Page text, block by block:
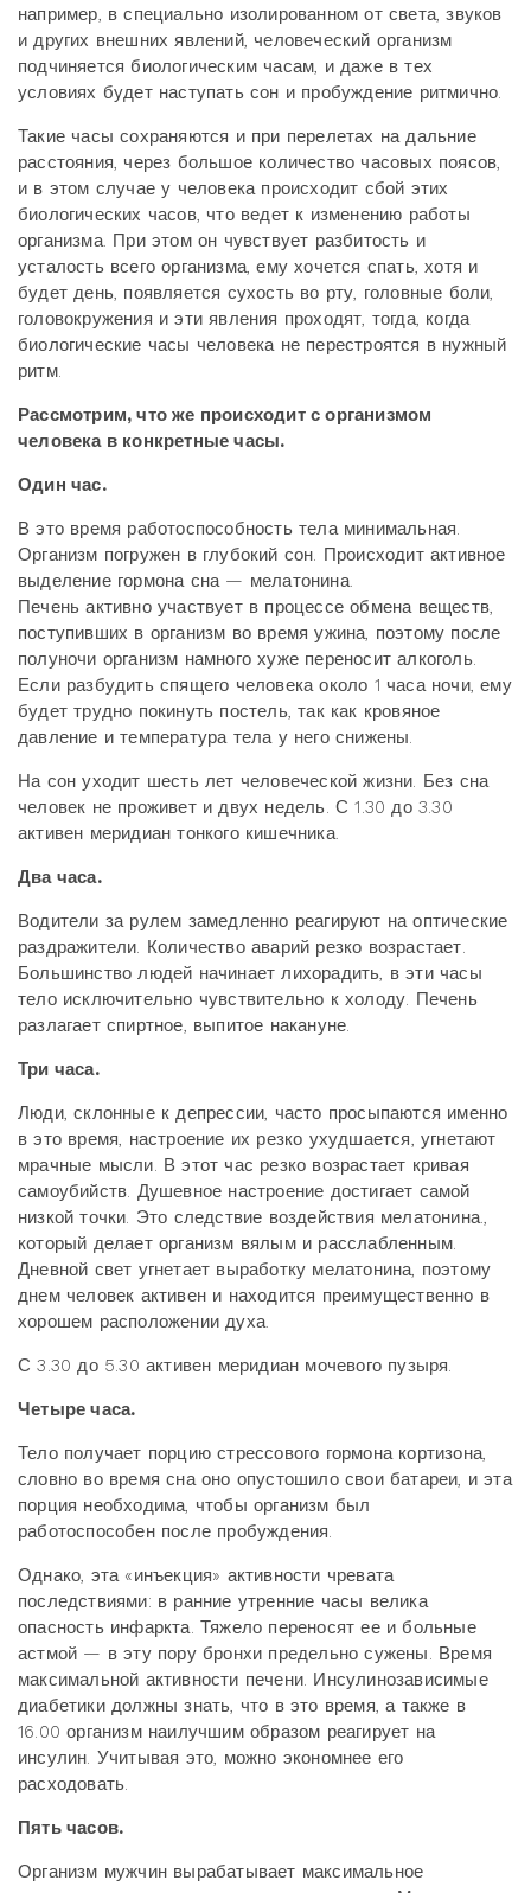
например, в специально изолированном от света, звуков
и других внешних явлений, человеческий организм
подчиняется биологическим часам, и даже в тех
условиях будет наступать сон и пробуждение ритмично.
Такие часы сохраняются и при перелетах на дальние
расстояния, через большое количество часовых поясов,
и в этом случае у человека происходит сбой этих
биологических часов, что ведет к изменению работы
организма. При этом он чувствует разбитость и
усталость всего организма, ему хочется спать, хотя и
будет день, появляется сухость во рту, головные боли,
головокружения и эти явления проходят, тогда, когда
биологические часы человека не перестроятся в нужный
ритм.
Рассмотрим, что же происходит с организмом
человека в конкретные часы.
Один час.
В это время работоспособность тела минимальная.
Организм погружен в глубокий сон. Происходит активное
выделение гормона сна — мелатонина.
Печень активно участвует в процессе обмена веществ,
поступивших в организм во время ужина, поэтому после
полуночи организм намного хуже переносит алкоголь.
Если разбудить спящего человека около 1 часа ночи, ему
будет трудно покинуть постель, так как кровяное
давление и температура тела у него снижены.
На сон уходит шесть лет человеческой жизни. Без сна
человек не проживет и двух недель. С 1.30 до 3.30
активен меридиан тонкого кишечника.
Два часа.
Водители за рулем замедленно реагируют на оптические
раздражители. Количество аварий резко возрастает.
Большинство людей начинает лихорадить, в эти часы
тело исключительно чувствительно к холоду. Печень
разлагает спиртное, выпитое накануне.
Три часа.
Люди, склонные к депрессии, часто просыпаются именно
в это время, настроение их резко ухудшается, угнетают
мрачные мысли. В этот час резко возрастает кривая
самоубийств. Душевное настроение достигает самой
низкой точки. Это следствие воздействия мелатонина.,
который делает организм вялым и расслабленным.
Дневной свет угнетает выработку мелатонина, поэтому
днем человек активен и находится преимущественно в
хорошем расположении духа.
С 3.30 до 5.30 активен меридиан мочевого пузыря.
Четыре часа.
Тело получает порцию стрессового гормона кортизона,
словно во время сна оно опустошило свои батареи, и эта
порция необходима, чтобы организм был
работоспособен после пробуждения.
Однако, эта «инъекция» активности чревата
последствиями: в ранние утренние часы велика
опасность инфаркта. Тяжело переносят ее и больные
астмой — в эту пору бронхи предельно сужены. Время
максимальной активности печени. Инсулинозависимые
диабетики должны знать, что в это время, а также в
16.00 организм наилучшим образом реагирует на
инсулин. Учитывая это, можно экономнее его
расходовать.
Пять часов.
Организм мужчин вырабатывает максимальное